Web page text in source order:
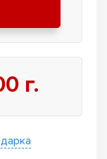
г.